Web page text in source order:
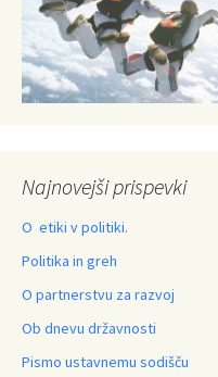
Najnovejši prispevki
O etiki v politiki.
Politika in greh
O partnerstvu za razvoj
Ob dnevu državnosti
Pismo ustavnemu sodišču